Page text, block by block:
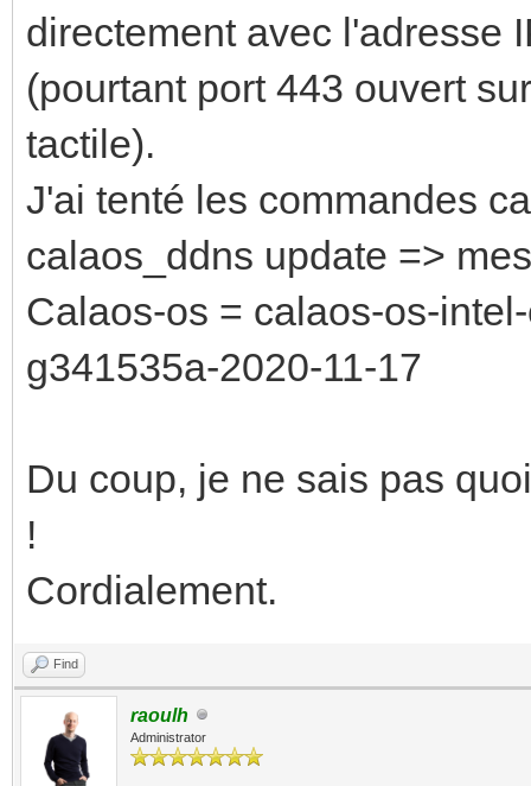
directement avec l'adresse
(pourtant port 443 ouvert
tactile).
J'ai tenté les commandes
calaos_ddns update =>
Calaos-os = calaos-os-
g341535a-2020-11-17
Du coup, je ne sais pas
!
Cordialement.
Find
raoulh
Administrator